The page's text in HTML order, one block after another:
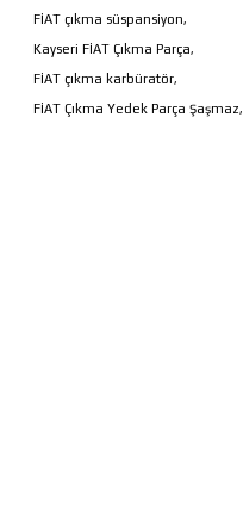
FİAT çıkma süspansiyon,
Kayseri FİAT Çıkma Parça,
FİAT çıkma karbüratör,
FİAT Çıkma Yedek Parça Şaşmaz,